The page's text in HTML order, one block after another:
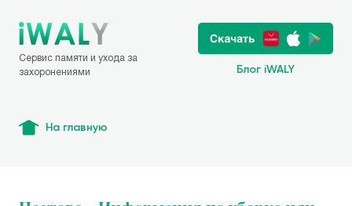
Сервис памяти и ухода за
захоронениями
Блог iWALY
На главную